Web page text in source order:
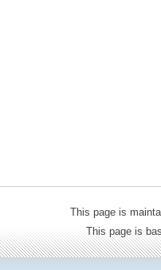
This page is
This page is